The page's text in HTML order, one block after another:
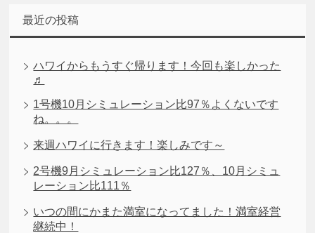
最近の投稿
ハワイからもうすぐ帰ります！今回も楽しかった
♬
1号機10月シミュレーション比97％よくないです
ね。。。
来週ハワイに行きます！楽しみです～
2号機9月シミュレーション比127％、10月シミュ
レーション比111％
いつの間にかまた満室になってました！満室経営
継続中！